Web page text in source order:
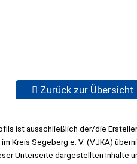
Zurück zur Übersicht
ist ausschließlich der/die
Kreis Segeberg e. V. (VJKA)
Unterseite dargestellten Inhalte